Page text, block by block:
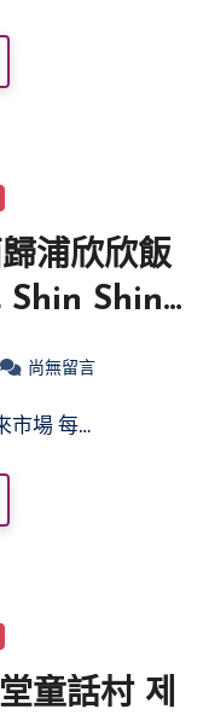
浦欣欣飯
Shin Shin
尚無留言
市場 每…
童話村 제